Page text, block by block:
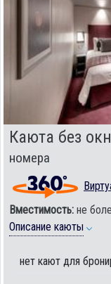
Каюта без
номера
Вместимость: не
Описание каюты
нет кают для